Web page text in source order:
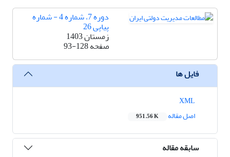
دوره 7، شماره 4 - شماره
پیاپی 26
زمستان 1403
صفحه93-128
فایل ها
اصل مقاله
951.56 K
سابقه مقاله